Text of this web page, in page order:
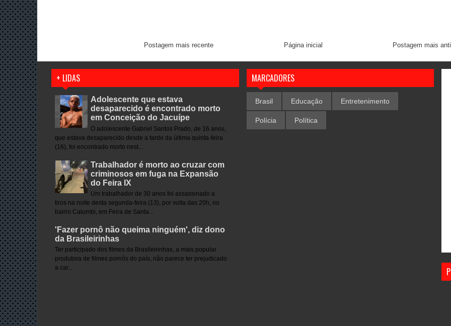
Postagem mais recente Postagem mais
Página inicial
+ LIDAS
Adolescente que estava
desaparecido é encontrado morto
em Conceição do Jacuípe
O adolescente Gabriel Santos Prado, de 16 anos,
que estava desaparecido desde a tarde da última quinta-feira
(16), foi encontrado morto nest...
Trabalhador é morto ao cruzar com
criminosos em fuga na Expansão
do Feira IX
Um trabalhador de 30 anos foi assassinado a
tiros na noite desta segunda-feira (13), por volta das 20h, no
bairro Calumbi, em Feira de Santa...
'Fazer pornô não queima ninguém', diz dono
da Brasileirinhas
Ter participado dos filmes da Brasileirinhas, a mais popular
produtora de filmes pornôs do país, não parece ter prejudicado
a car...
MARCADORES
Brasil Educação Entretenimento
Polícia Política